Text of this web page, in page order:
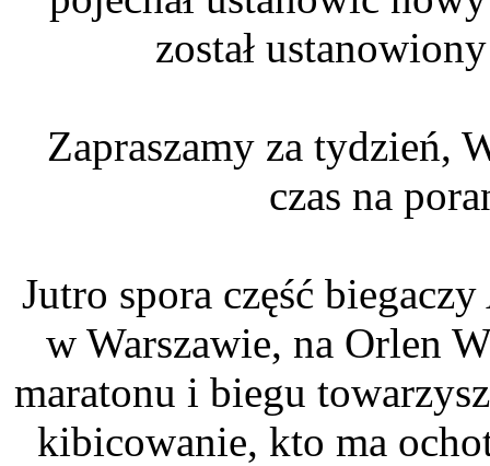
został
Zapraszamy za tydzień,
czas na
Jutro spora część
w Warszawie, na Orlen
maratonu i biegu
kibicowanie, kto ma